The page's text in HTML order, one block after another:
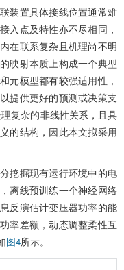
装置具体接线位置通常难
入点及特性亦不尽相同，
在联系复杂且机理尚不明
映射本质上构成一个典型
元模型都有较强适用性，
提供更好的预测或决策支
复杂的非线性关系，且具
的结构，因此本文拟采用
挖掘现有运行环境中的电
离线预训练一个神经网络
反演估计变压器功率的能
率差额，动态调整柔性互
图4所示。